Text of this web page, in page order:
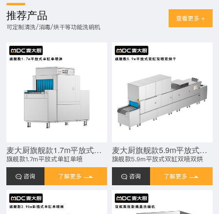
推荐产品
可定制清洗/消毒/烘干等功能洗碗机
查看更多 +
麦大厨旗舰款1.7m平放式单缸单喷淋长龙式洗碗机
旗舰款1.7m平放式单缸单喷
咨询 了解更多
麦大厨旗舰款5.9m平放式双缸双喷淋双烘干洗碗机
旗舰款5.9m平放式双缸双喷双烘
咨询 了解更多